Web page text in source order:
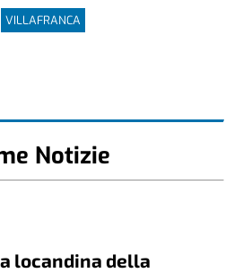
VILLAFRANCA
Notizie
locandina della